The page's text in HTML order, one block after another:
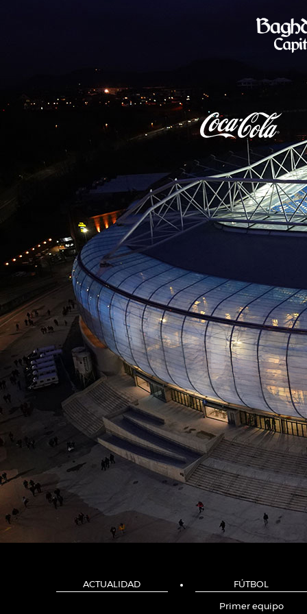
ACTUALIDAD FÚTBOL
Primer equipo